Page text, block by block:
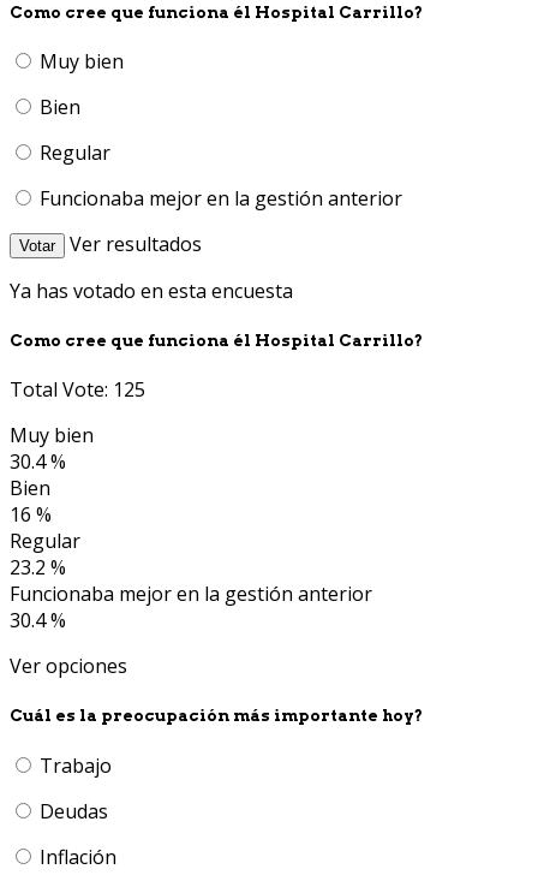
Como cree que funciona él Hospital Carrillo?
Muy bien
Bien
Regular
Funcionaba mejor en la gestión anterior
Votar
Ver resultados
Ya has votado en esta encuesta
Como cree que funciona él Hospital Carrillo?
Total Vote: 125
Muy bien
30.4 %
Bien
16 %
Regular
23.2 %
Funcionaba mejor en la gestión anterior
30.4 %
Ver opciones
Cuál es la preocupación más importante hoy?
Trabajo
Deudas
Inflación